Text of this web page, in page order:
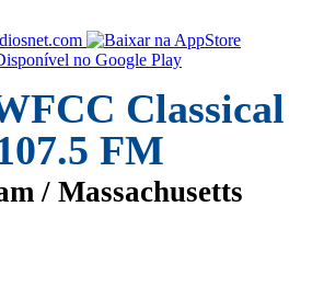
Classical
FM
/ Massachusetts